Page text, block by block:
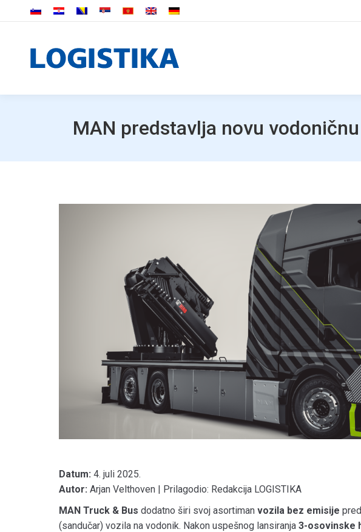
MAN predstavlja novu
Datum: 4. juli 2025.
Autor: Arjan Velthoven | Prilagodio: Redakcija LOGISTIKA
MAN Truck & Bus dodatno širi svoj asortiman vozila bez emisije
(sandučar) vozila na vodonik. Nakon uspešnog lansiranja 3-osovinske